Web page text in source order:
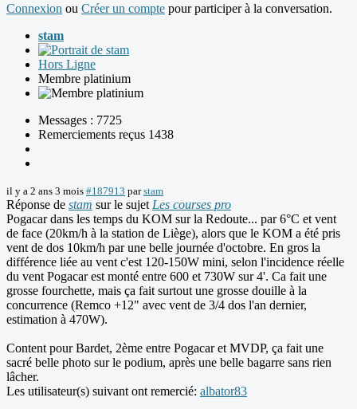
Connexion ou Créer un compte pour participer à la conversation.
stam
Hors Ligne
Membre platinium
Messages : 7725
Remerciements reçus 1438
il y a 2 ans 3 mois #187913 parstam
Réponse de stam sur le sujet Les courses pro
Pogacar dans les temps du KOM sur la Redoute... par 6°C et vent
de face (20km/h à la station de Liège), alors que le KOM a été pris
vent de dos 10km/h par une belle journée d'octobre. En gros la
différence liée au vent c'est 120-150W mini, selon l'incidence réelle
du vent Pogacar est monté entre 600 et 730W sur 4'. Ca fait une
grosse fourchette, mais ça fait surtout une grosse douille à la
concurrence (Remco +12" avec vent de 3/4 dos l'an dernier,
estimation à 470W).
Content pour Bardet, 2ème entre Pogacar et MVDP, ça fait une
sacré belle photo sur le podium, après une belle bagarre sans rien
lâcher.
Les utilisateur(s) suivant ont remercié: albator83